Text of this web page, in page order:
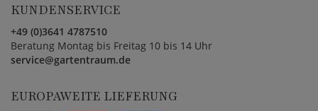
KUNDENSERVICE
+49 (0)3641 4787510
Beratung Montag bis Freitag 10 bis 14 Uhr
service@gartentraum.de
EUROPAWEITE LIEFERUNG